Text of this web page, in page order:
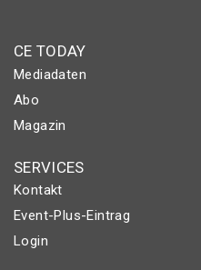
CE TODAY
Mediadaten
Abo
Magazin
SERVICES
Kontakt
Event-Plus-Eintrag
Login